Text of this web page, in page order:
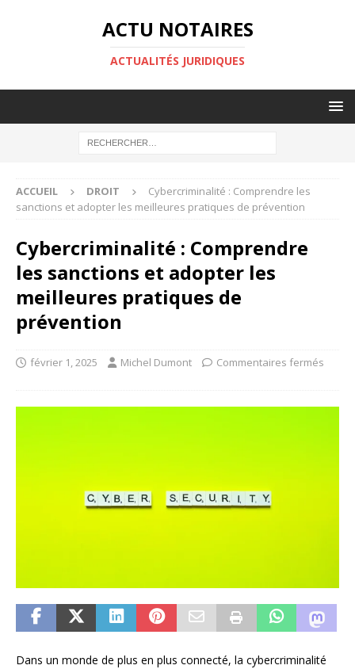
ACTU NOTAIRES
ACTUALITÉS JURIDIQUES
ACCUEIL DROIT
Cybercriminalité : Comprendre les
sanctions et adopter les meilleures pratiques de prévention
Cybercriminalité : Comprendre
les sanctions et adopter les
meilleures pratiques de
prévention
février 1, 2025 Michel Dumont Commentaires fermés
Dans un monde de plus en plus connecté, la cybercriminalité